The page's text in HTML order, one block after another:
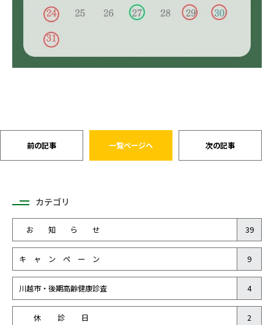
前の記事 一覧ページへ 次の記事
カテゴリ
お 知 ら せ 39
キ ャ ン ペ ー ン 9
川越市・後期高齢健康診査 4
休 診 日 2